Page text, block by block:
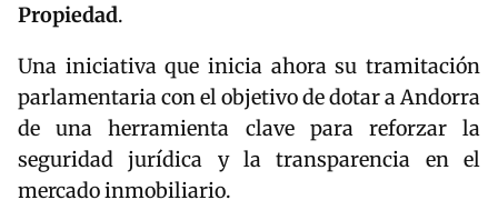
Propiedad.
Una iniciativa que inicia ahora su tramitación
parlamentaria con el objetivo de dotar a Andorra
de una herramienta clave para reforzar la
seguridad jurídica y la transparencia en el
mercado inmobiliario.